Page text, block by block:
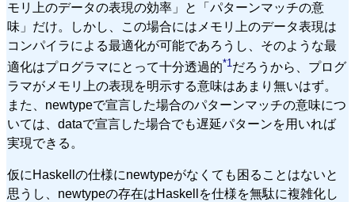
モリ上のデータの表現の効率」と「パターンマッチの意
味」だけ。しかし、この場合にはメモリ上のデータ表現は
コンパイラによる最適化が可能であろうし、そのような最
適化はプログラマにとって十分透過的*1だろうから、プログ
ラマがメモリ上の表現を明示する意味はあまり無いはず。
また、newtypeで宣言した場合のパターンマッチの意味につ
いては、dataで宣言した場合でも遅延パターンを用いれば
実現できる。
仮にHaskellの仕様にnewtypeがなくても困ることはないと
思うし、newtypeの存在はHaskellを仕様を無駄に複雑化し